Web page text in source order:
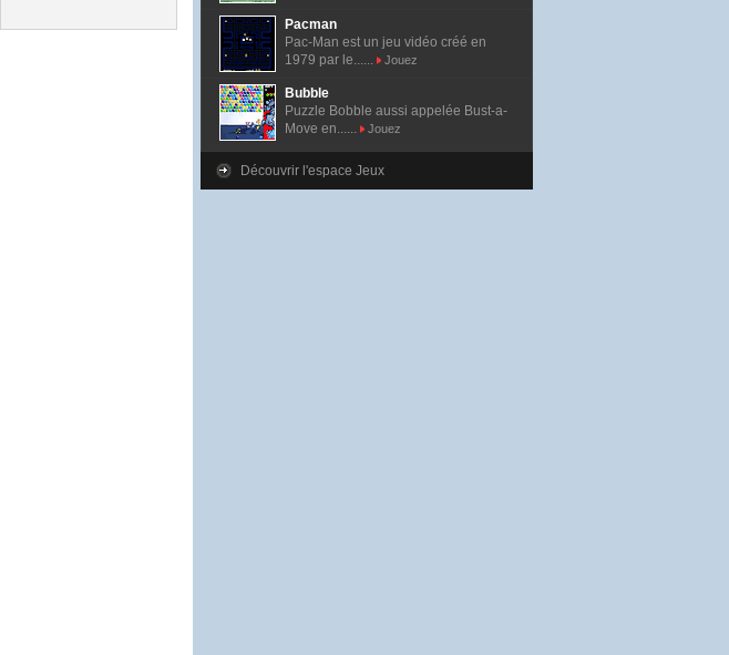
Pacman
Pac-Man est un jeu vidéo créé en
1979 par le......
Jouez
Bubble
Puzzle Bobble aussi appelée Bust-a-
Move en......
Jouez
Découvrir l'espace Jeux